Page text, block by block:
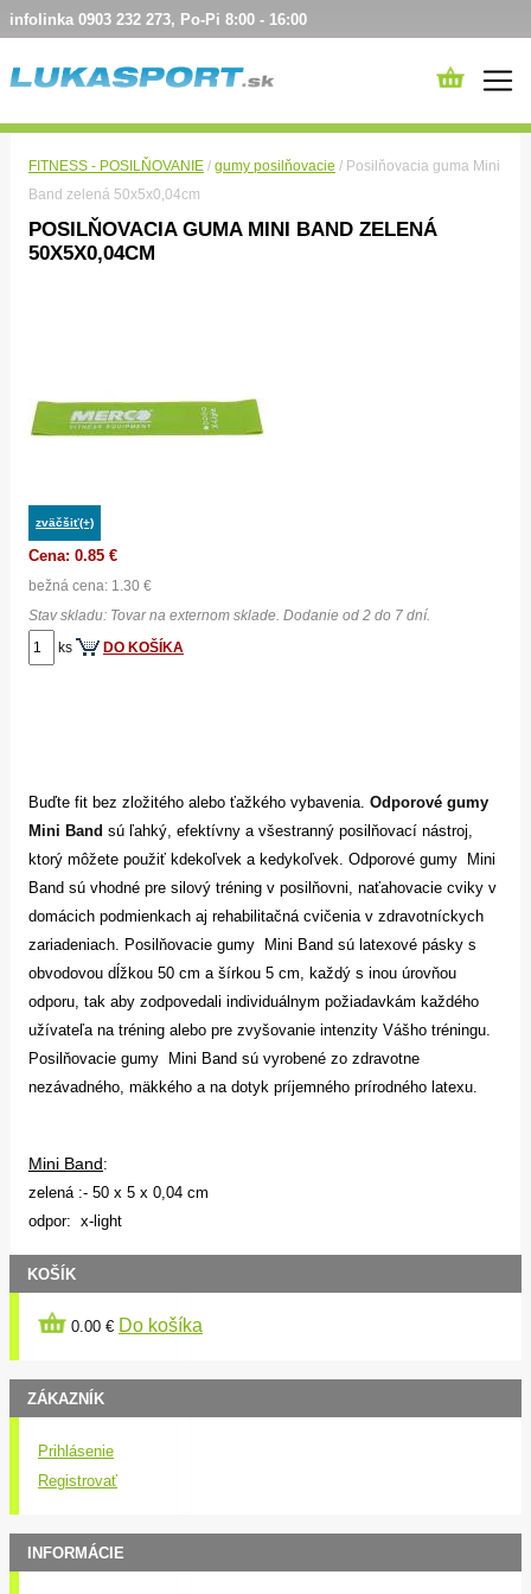
infolinka 0903 232 273, Po-Pi 8:00 - 16:00
FITNESS - POSILŇOVANIE / gumy posilňovacie / Posilňovacia guma Mini
Band zelená 50x5x0,04cm
POSILŇOVACIA GUMA MINI BAND ZELENÁ
50X5X0,04CM
zväčšiť(+)
Cena: 0.85 €
bežná cena: 1.30 €
Stav skladu: Tovar na externom sklade. Dodanie od 2 do 7 dní.
ks
DO KOŠÍKA
Buďte fit bez zložitého alebo ťažkého vybavenia. Odporové gumy
Mini Band sú ľahký, efektívny a všestranný posilňovací nástroj,
ktorý môžete použiť kdekoľvek a kedykoľvek. Odporové gumy Mini
Band sú vhodné pre silový tréning v posilňovni, naťahovacie cviky v
domácich podmienkach aj rehabilitačná cvičenia v zdravotníckych
zariadeniach. Posilňovacie gumy Mini Band sú latexové pásky s
obvodovou dĺžkou 50 cm a šírkou 5 cm, každý s inou úrovňou
odporu, tak aby zodpovedali individuálnym požiadavkám každého
užívateľa na tréning alebo pre zvyšovanie intenzity Vášho tréningu.
Posilňovacie gumy Mini Band sú vyrobené zo zdravotne
nezávadného, ​​mäkkého a na dotyk príjemného prírodného latexu.
Mini Band:
zelená :- 50 x 5 x 0,04 cm
odpor: x-light
KOŠÍK
0.00 € Do košíka
ZÁKAZNÍK
Prihlásenie
Registrovať
INFORMÁCIE